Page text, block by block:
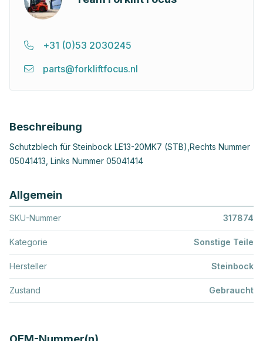
+31 (0)53 2030245
parts@forkliftfocus.nl
Beschreibung
Schutzblech für Steinbock LE13-20MK7 (STB),Rechts Nummer
05041413, Links Nummer 05041414
Allgemein
SKU-Nummer 317874
Kategorie Sonstige Teile
Hersteller Steinbock
Zustand Gebraucht